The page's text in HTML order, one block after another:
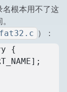
名根本用不了这
fat32.c ）：
{